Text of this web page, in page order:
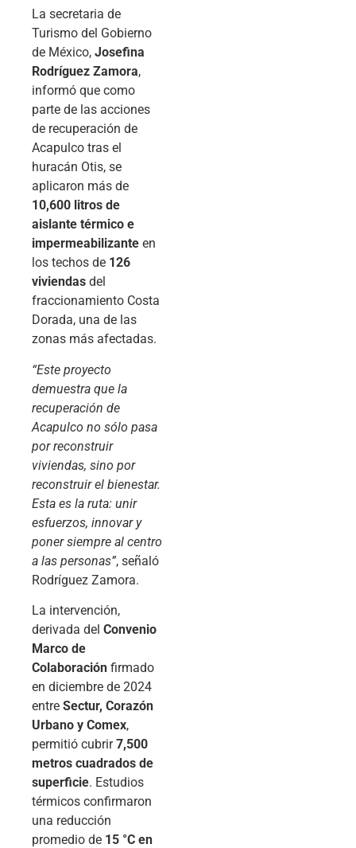
La secretaria de
Turismo del Gobierno
de México, Josefina
Rodríguez Zamora,
informó que como
parte de las acciones
de recuperación de
Acapulco tras el
huracán Otis, se
aplicaron más de
10,600 litros de
aislante térmico e
impermeabilizante en
los techos de 126
viviendas del
fraccionamiento Costa
Dorada, una de las
zonas más afectadas.
“Este proyecto
demuestra que la
recuperación de
Acapulco no sólo pasa
por reconstruir
viviendas, sino por
reconstruir el bienestar.
Esta es la ruta: unir
esfuerzos, innovar y
poner siempre al centro
a las personas”, señaló
Rodríguez Zamora.
La intervención,
derivada del Convenio
Marco de
Colaboración firmado
en diciembre de 2024
entre Sectur, Corazón
Urbano y Comex,
permitió cubrir7,500
metros cuadrados de
superficie. Estudios
térmicos confirmaron
una reducción
promedio de 15 °C en